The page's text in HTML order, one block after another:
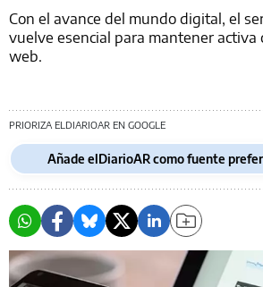
Con el avance del mundo digital, el
vuelve esencial para mantener activa
web.
PRIORIZA ELDIARIOAR EN GOOGLE
Añade elDiarioAR como fuente